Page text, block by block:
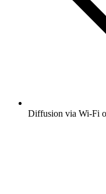
Diffusion via Wi-Fi